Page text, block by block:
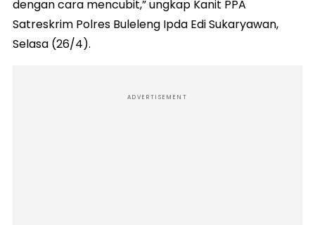
dengan cara mencubit,” ungkap Kanit PPA
Satreskrim Polres Buleleng Ipda Edi Sukaryawan,
Selasa (26/4).
ADVERTISEMENT